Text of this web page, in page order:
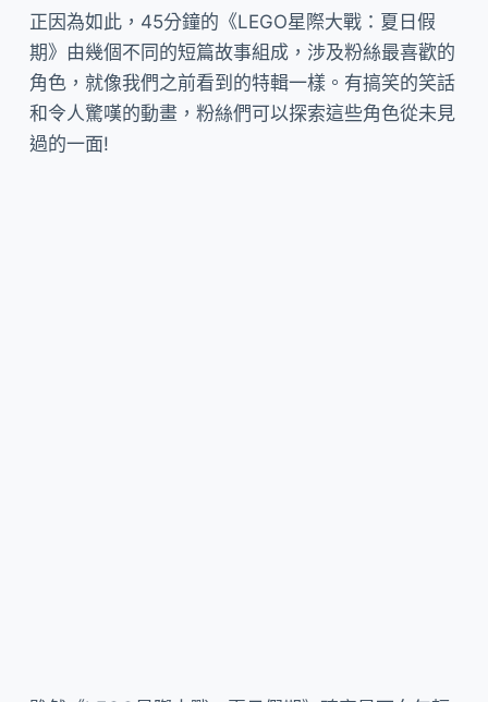
正因為如此，45分鐘的《LEGO星際大戰：夏日假
期》由幾個不同的短篇故事組成，涉及粉絲最喜歡的
角色，就像我們之前看到的特輯一樣。有搞笑的笑話
和令人驚嘆的動畫，粉絲們可以探索這些角色從未見
過的一面!